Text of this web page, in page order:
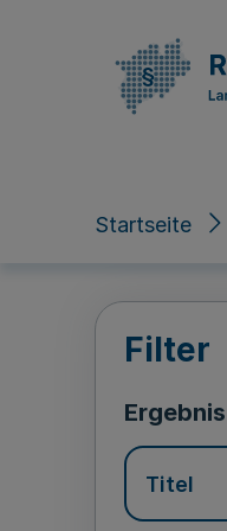
Startseite
Filter
Ergebnis
Titel